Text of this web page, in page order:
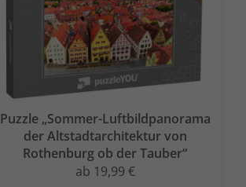
Puzzle „Sommer-Luftbildpanorama
der Altstadtarchitektur von
Rothenburg ob der Tauber“
ab 19,99 €